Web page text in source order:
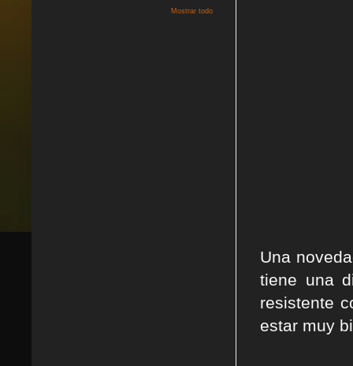
Una
tiene una
resistente
estar muy
Mostrar todo